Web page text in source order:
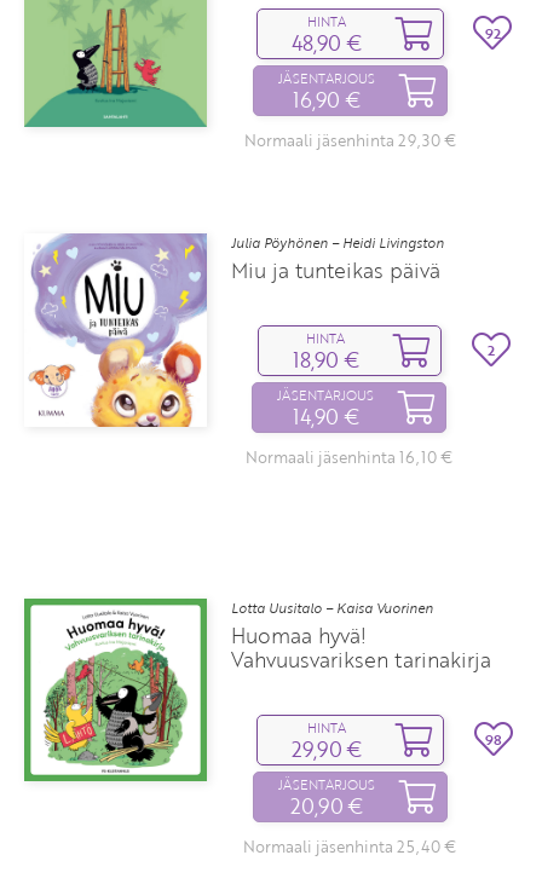
HINTA
48,90 €
JÄSENTARJOUS
16,90 €
Normaali jäsenhinta 29,30 €
92
Julia Pöyhönen – Heidi Livingston
Miu ja tunteikas päivä
HINTA
18,90 €
JÄSENTARJOUS
14,90 €
Normaali jäsenhinta 16,10 €
2
Lotta Uusitalo – Kaisa Vuorinen
Huomaa hyvä!
Vahvuusvariksen tarinakirja
HINTA
29,90 €
JÄSENTARJOUS
20,90 €
Normaali jäsenhinta 25,40 €
98